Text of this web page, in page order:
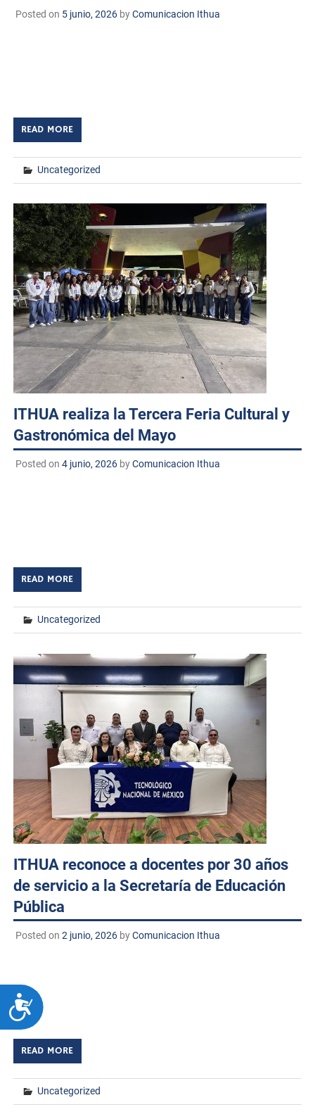
ACCESIBILIDAD
Posted on 5 junio, 2026byComunicacion Ithua
READ MORE
Uncategorized
ITHUA realiza la Tercera Feria Cultural y
Gastronómica del Mayo
Posted on 4 junio, 2026byComunicacion Ithua
READ MORE
Uncategorized
ITHUA reconoce a docentes por 30 años
de servicio a la Secretaría de Educación
Pública
Posted on 2 junio, 2026byComunicacion Ithua
ceremonia de reconocimiento a seis docentes que
recibieron la Medalla “Maestro Rafael […]
READ MORE
Uncategorized